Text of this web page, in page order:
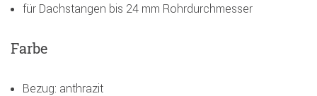
für Dachstangen bis 24 mm Rohrdurchmesser
Farbe
Bezug: anthrazit